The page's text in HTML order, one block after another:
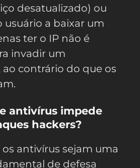
desatualizado) ou
usuário a baixar um
ter o IP não é
invadir um
contrário do que os
antivírus impede
hackers?
os antivírus sejam uma
de defesa